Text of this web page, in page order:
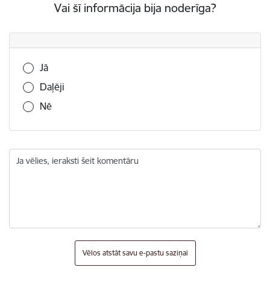
Vai šī informācija bija noderīga?
Vai šī informācija bija noderīga?
Jā
Daļēji
Nē
Ja vēlies, ieraksti šeit komentāru
Vēlos atstāt savu e-pastu saziņai